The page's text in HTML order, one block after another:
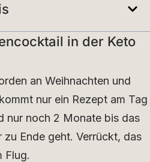
in der Keto
an Weihnachten und
nur ein Rezept am Tag
nur noch 2 Monate bis das
Ende geht. Verrückt, das
Flug.